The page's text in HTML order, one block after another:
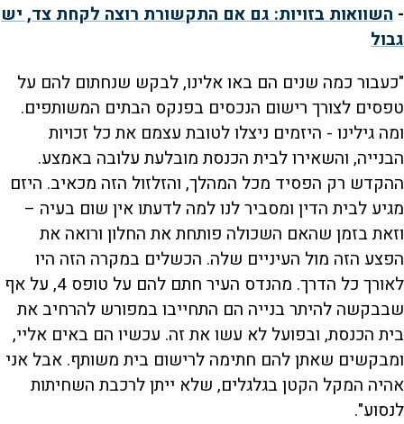
- השוואות בזויות: גם אם התקשורת רוצה לקחת צד, יש
גבול
"כעבור כמה שנים הם באו אלינו, לבקש שנחתום להם על
טפסים לצורך רישום הנכסים בפנקס הבתים המשותפים.
ומה גילינו - היזמים ניצלו לטובת עצמם את כל זכויות
הבנייה, והשאירו לבית הכנסת מובלעת עלובה באמצע.
ההקדש רק הפסיד מכל המהלך, והזלזול הזה מכאיב. היזם
מגיע לבית הדין ומסביר לנו למה לדעתו אין שום בעיה –
וזאת בזמן שהאם השכולה פותחת את החלון ורואה את
הפצע הזה מול העיניים שלה. הכשלים במקרה הזה היו
לאורך כל הדרך. מהנדס העיר חתם להם על טופס 4, על אף
שבבקשה להיתר בנייה הם התחייבו במפורש להרחיב את
בית הכנסת, ובפועל לא עשו את זה. עכשיו הם באים אליי,
ומבקשים שאתן להם חתימה לרישום בית משותף. אבל אני
אהיה המקל הקטן בגלגלים, שלא ייתן לרכבת השחיתות
לנסוע".